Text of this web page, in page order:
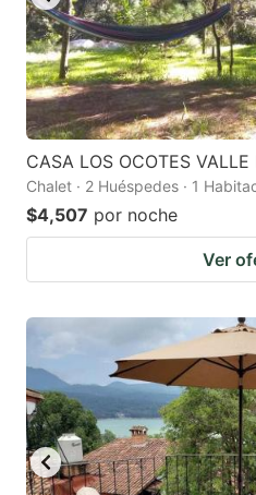
CASA LOS OCOTES
Chalet · 2 Huéspedes · 1
$4,507 por noche
Ver